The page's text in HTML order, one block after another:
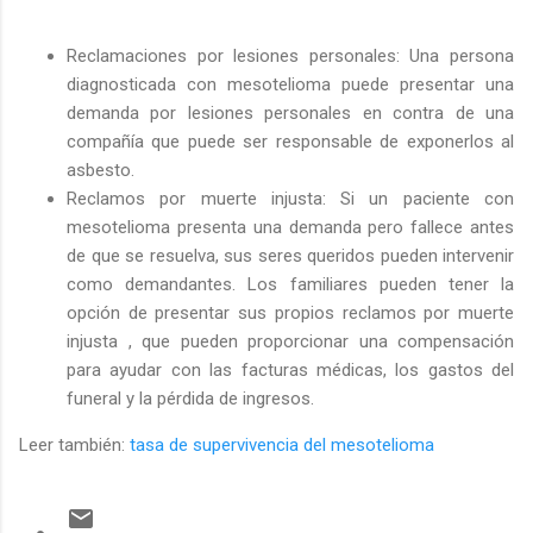
Reclamaciones por lesiones personales: Una persona
diagnosticada con mesotelioma puede presentar una
demanda por lesiones personales en contra de una
compañía que puede ser responsable de exponerlos al
asbesto.
Reclamos por muerte injusta: Si un paciente con
mesotelioma presenta una demanda pero fallece antes
de que se resuelva, sus seres queridos pueden intervenir
como demandantes. Los familiares pueden tener la
opción de presentar sus propios reclamos por muerte
injusta , que pueden proporcionar una compensación
para ayudar con las facturas médicas, los gastos del
funeral y la pérdida de ingresos.
Leer también: tasa de supervivencia del mesotelioma